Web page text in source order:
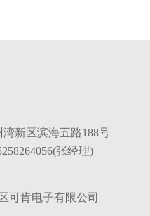
新区滨海五路188号
张经理)
可肯电子有限公司